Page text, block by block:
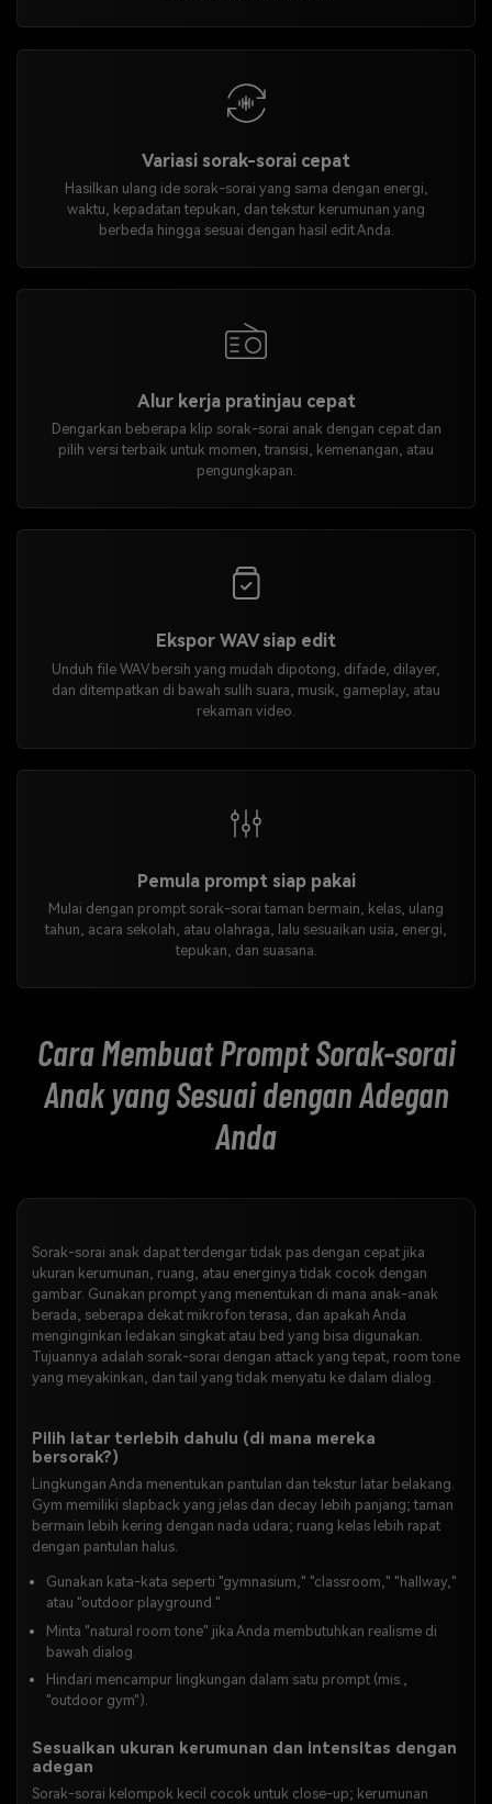
Variasi sorak-sorai cepat
Hasilkan ulang ide sorak-sorai yang sama dengan energi,
waktu, kepadatan tepukan, dan tekstur kerumunan yang
berbeda hingga sesuai dengan hasil edit Anda.
Alur kerja pratinjau cepat
Dengarkan beberapa klip sorak-sorai anak dengan cepat dan
pilih versi terbaik untuk momen, transisi, kemenangan, atau
pengungkapan.
Ekspor WAV siap edit
Unduh file WAV bersih yang mudah dipotong, difade, dilayer,
dan ditempatkan di bawah sulih suara, musik, gameplay, atau
rekaman video.
Pemula prompt siap pakai
Mulai dengan prompt sorak-sorai taman bermain, kelas, ulang
tahun, acara sekolah, atau olahraga, lalu sesuaikan usia, energi,
tepukan, dan suasana.
Cara Membuat Prompt Sorak-sorai
Anak yang Sesuai dengan Adegan
Anda
Sorak-sorai anak dapat terdengar tidak pas dengan cepat jika
ukuran kerumunan, ruang, atau energinya tidak cocok dengan
gambar. Gunakan prompt yang menentukan di mana anak-anak
berada, seberapa dekat mikrofon terasa, dan apakah Anda
menginginkan ledakan singkat atau bed yang bisa digunakan.
Tujuannya adalah sorak-sorai dengan attack yang tepat, room tone
yang meyakinkan, dan tail yang tidak menyatu ke dalam dialog.
Pilih latar terlebih dahulu (di mana mereka
bersorak?)
Lingkungan Anda menentukan pantulan dan tekstur latar belakang.
Gym memiliki slapback yang jelas dan decay lebih panjang; taman
bermain lebih kering dengan nada udara; ruang kelas lebih rapat
dengan pantulan halus.
Gunakan kata-kata seperti "gymnasium," "classroom," "hallway,"
atau "outdoor playground."
Minta "natural room tone" jika Anda membutuhkan realisme di
bawah dialog.
Hindari mencampur lingkungan dalam satu prompt (mis.,
"outdoor gym").
Sesuaikan ukuran kerumunan dan intensitas dengan
adegan
Sorak-sorai kelompok kecil cocok untuk close-up; kerumunan